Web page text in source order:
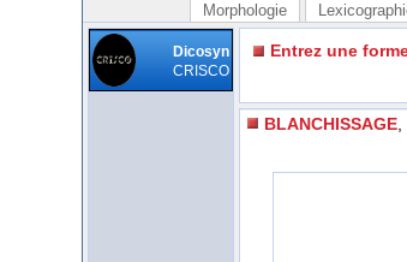
Morphologie
Dicosyn
CRISCO
Entrez une
BLANCHISSAGE